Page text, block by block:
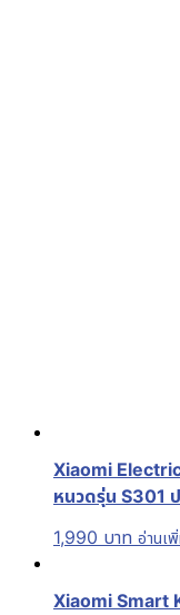
Xiaomi
หนวดรุ่น S301
1,990 บาท อ่านเ
Xiaomi Smart